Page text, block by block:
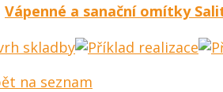
Vápenné a sanační omítky
na seznam